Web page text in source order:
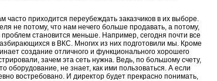
часто приходится переубеждать заказчиков в их выборе.
не потому, что нам нечего больше продавать, а потому,
становится меньше. Например, сегодня почти все
в ВКС. Многих из них подготовили мы. Кроме
создание отличного и функционального хорошего
зачем эта сеть нужна. Ведь, по большому счету,
оборудование, не знает, как ими пользоваться. А если
востребовано. И директор будет прекрасно понимать,